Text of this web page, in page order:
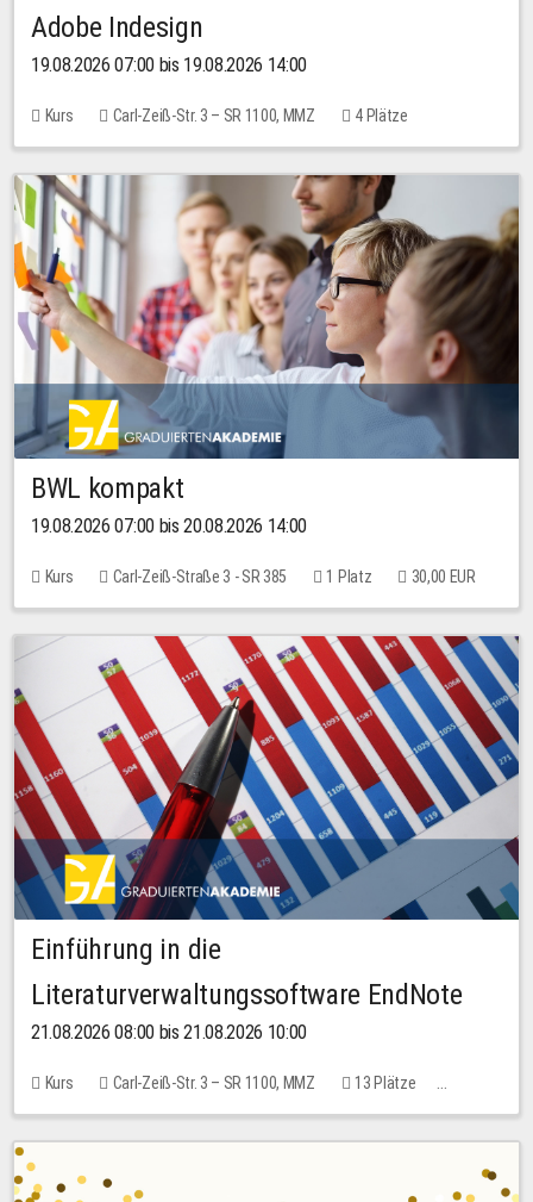
Adobe Indesign
19.08.2026 07:00 bis 19.08.2026 14:00
Kurs Carl-Zeiß-Str. 3 – SR 1100, MMZ 4 Plätze
BWL kompakt
19.08.2026 07:00 bis 20.08.2026 14:00
Kurs Carl-Zeiß-Straße 3 - SR 385 1 Platz 30,00 EUR
Einführung in die
Literaturverwaltungssoftware EndNote
21.08.2026 08:00 bis 21.08.2026 10:00
Kurs Carl-Zeiß-Str. 3 – SR 1100, MMZ
13 Plätze
10,00 EUR